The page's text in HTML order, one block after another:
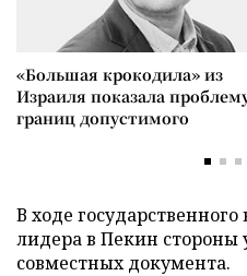
«Большая крокодила» из
Израиля показала
границ допустимого
В ходе государственного
лидера в Пекин стороны
совместных документа.